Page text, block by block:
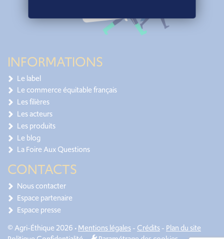
INFORMATIONS
Le label
Le commerce équitable français
Les filières
Les acteurs
Les produits
Le blog
La Foire Aux Questions
CONTACTS
Nous contacter
Espace partenaire
Espace presse
© Agri-Éthique 2026 •Mentions légales- Crédits- Plan du site